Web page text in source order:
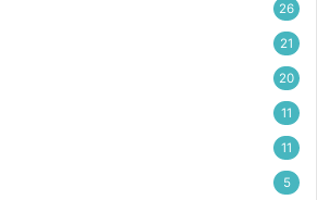
26
21
20
11
11
5